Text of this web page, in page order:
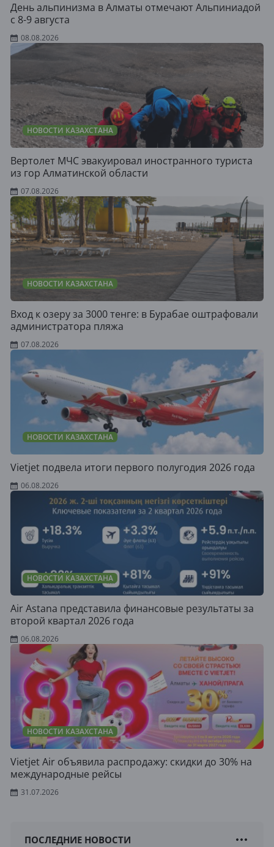
День альпинизма в Алматы отмечают Альпиниадой
с 8-9 августа
08.08.2026
НОВОСТИ КАЗАХСТАНА
Вертолет МЧС эвакуировал иностранного туриста
из гор Алматинской области
07.08.2026
НОВОСТИ КАЗАХСТАНА
Вход к озеру за 3000 тенге: в Бурабае оштрафовали
администратора пляжа
07.08.2026
НОВОСТИ КАЗАХСТАНА
Vietjet подвела итоги первого полугодия 2026 года
06.08.2026
НОВОСТИ КАЗАХСТАНА
Air Astana представила финансовые результаты за
второй квартал 2026 года
06.08.2026
НОВОСТИ КАЗАХСТАНА
Vietjet Air объявила распродажу: скидки до 30% на
международные рейсы
31.07.2026
ПОСЛЕДНИЕ НОВОСТИ